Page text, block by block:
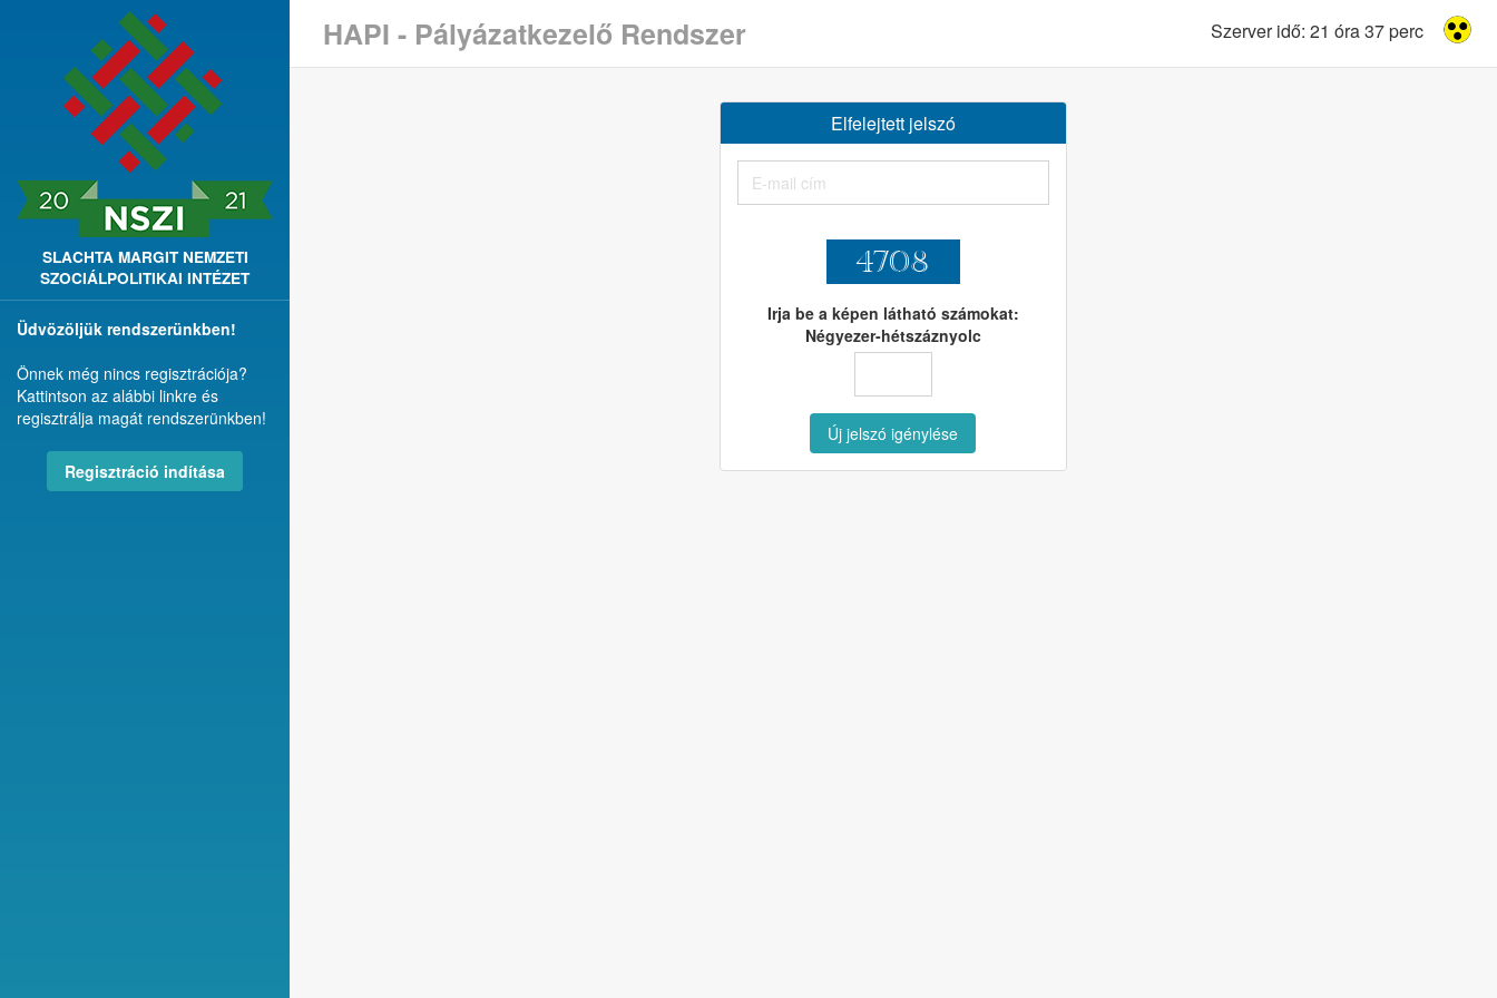
SLACHTA MARGIT NEMZETI
SZOCIÁLPOLITIKAI INTÉZET
Üdvözöljük rendszerünkben!
Önnek még nincs regisztrációja?
Kattintson az alábbi linkre és
regisztrálja magát rendszerünkben!
Regisztráció indítása
HAPI - Pályázatkezelő Rendszer Szerver idő: 21 óra 37 perc
Elfelejtett jelszó
Irja be a képen látható számokat:
Négyezer-hétszáznyolc